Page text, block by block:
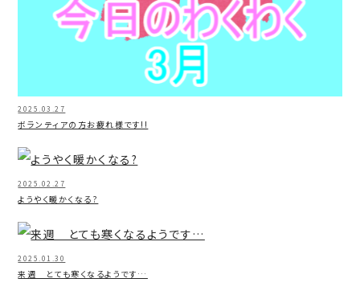
2025.03.27
ボランティアの方お疲れ様です!!
2025.02.27
ようやく暖かくなる?
2025.01.30
来週 とても寒くなるようです…